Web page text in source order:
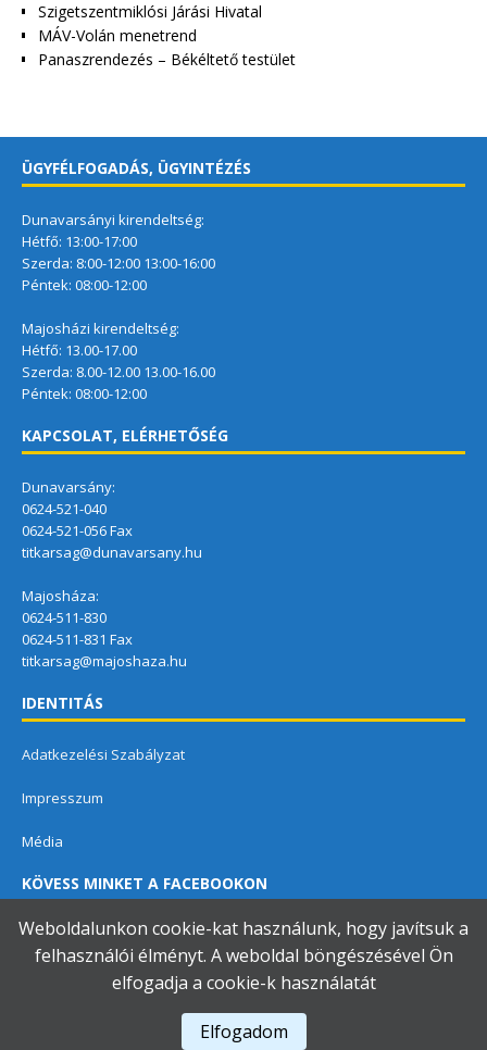
Szigetszentmiklósi Járási Hivatal
MÁV-Volán menetrend
Panaszrendezés – Békéltető testület
ÜGYFÉLFOGADÁS, ÜGYINTÉZÉS
Dunavarsányi kirendeltség:
Hétfő: 13:00-17:00
Szerda: 8:00-12:00 13:00-16:00
Péntek: 08:00-12:00
Majosházi kirendeltség:
Hétfő: 13.00-17.00
Szerda: 8.00-12.00 13.00-16.00
Péntek: 08:00-12:00
KAPCSOLAT, ELÉRHETŐSÉG
Dunavarsány:
0624-521-040
0624-521-056 Fax
titkarsag@dunavarsany.hu
Majosháza:
0624-511-830
0624-511-831 Fax
titkarsag@majoshaza.hu
IDENTITÁS
Adatkezelési Szabályzat
Impresszum
Média
KÖVESS MINKET A FACEBOOKON
Dunavarsányi Közös Önkormányzati Hivatal
Weboldalunkon cookie-kat használunk, hogy javítsuk a
felhasználói élményt. A weboldal böngészésével Ön
elfogadja a cookie-k használatát
Elfogadom